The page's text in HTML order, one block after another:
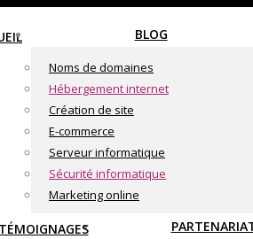
BLOG
Noms de domaines
Hébergement internet
Création de site
E-commerce
Serveur informatique
Sécurité informatique
Marketing online
TÉMOIGNAGES